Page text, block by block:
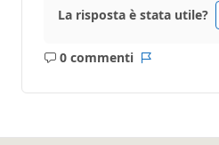
La risposta è stata utile?
0 commenti
Nessun
Report